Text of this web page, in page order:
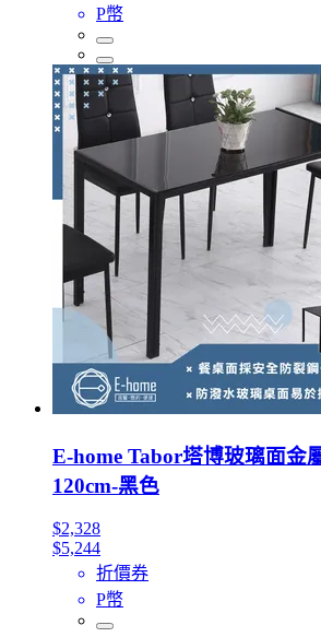
P幣
E-home Tabor塔博玻璃面金
120cm-黑色
$2,328
$5,244
折價券
P幣